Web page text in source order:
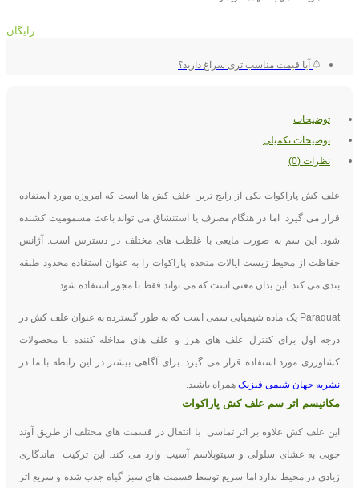
رایگان
آیا قیمت مناسب تری سراغ دارید؟
توضیحات
توضیحات تکمیلی
نظرات (0)
علف کش پاراکوات یکی از رایج ترین علف کش ها است که امروزه مورد استفاده
قرار می گیرد اما در هنگام مصرف یا استنشاق می تواند باعث مسمومیت کشنده
شود. این سم به صورت مایعی با غلظت های مختلف در دسترس است. آژانس
حفاظت از محیط زیست ایالات متحده پاراکوات را به عنوان استفاده محدود طبقه
بندی می کند. این بدان معنی است که می تواند فقط با مجوز استفاده شود.
Paraquat یک ماده شیمیایی سمی است که به طور گسترده به عنوان علف کش در
درجه اول برای کنترل علف های هرز و علف های مداخله کننده با محصولات
کشاورزی مورد استفاده قرار می گیرد. برای آگاهی بیشتر در این رابطه با ما در
نشریه جهان شیمی فیزیک همراه باشید.
مكانيسم اثر سم علف کش پاراکوات
این علف کش علاوه بر اثر تماسی با انتقال در قسمت های مختلف از طریق آوند
چوبی به غشای سلولی و سيتوپلاسم آسيب وارد می كند. اين تركيب ماندگاری
زیادی در محیط ندارد اما سريع توسط قسمت های سبز گياه جذب شده و سريع اثر